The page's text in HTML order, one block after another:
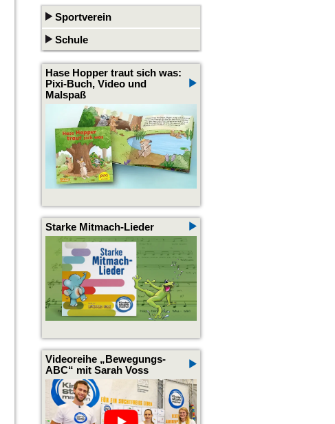
Sportverein
Schule
Hase Hopper traut sich was:
Pixi-Buch, Video und
Malspaß
Starke Mitmach-Lieder
Videoreihe „Bewegungs-
ABC“ mit Sarah Voss